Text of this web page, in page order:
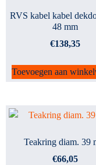
RVS kabel kabel
48 mm
€138,35
Toevoegen aan
Teakring diam. 39
€66,05